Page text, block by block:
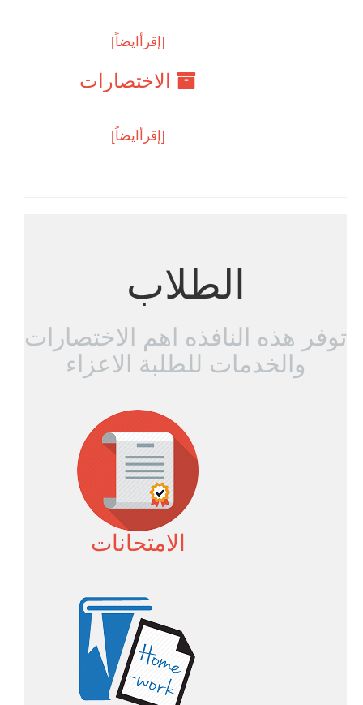
[إقرأايضاً]
[إقرأايضاً]
الطلاب
توفر هذه النافذه اهم الاختصارات
والخدمات للطلبة الاعزاء
الامتحانات